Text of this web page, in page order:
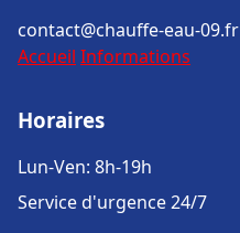
contact@chauffe-eau-09.fr
Accueil Informations
Horaires
Lun-Ven: 8h-19h
Service d'urgence 24/7